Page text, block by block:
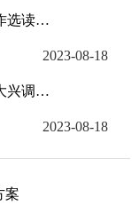
中共中央发出关于学习《习近平著作选读》第一卷、第二卷的通知
2023-08-18
中共中央办公厅印发《关于在全党大兴调查研究的工作方案》
2023-08-18
案